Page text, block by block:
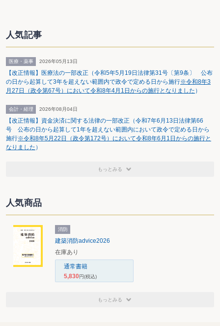
された。消費税の免税点の引き下げでは、小口の滞納納税者数の増加が懸念さ
ュフローに見合った納付計画を立てるなど、滞納整理のやり方を工夫すること
などを申し合わせた。
人気記事
医療・薬事 2026年05月13日
【改正情報】医療法の一部改正（令和5年5月19日法律第31号〔第9条〕 公布
の日から起算して3年を超えない範囲内で政令で定める日から施行※令和8年3
月27日（政令第67号）において令和8年4月1日からの施行となりました ）
会計・経理 2026年08月04日
【改正情報】資金決済に関する法律の一部改正（令和7年6月13日法律第66
号 公布の日から起算して1年を超えない範囲内において政令で定める日から
施行※令和8年5月22日（政令第172号）において令和8年6月1日からの施行と
なりました ）
もっとみる
人気商品
消防
建築消防advice2026
在庫あり
通常書籍
5,830円(税込)
もっとみる